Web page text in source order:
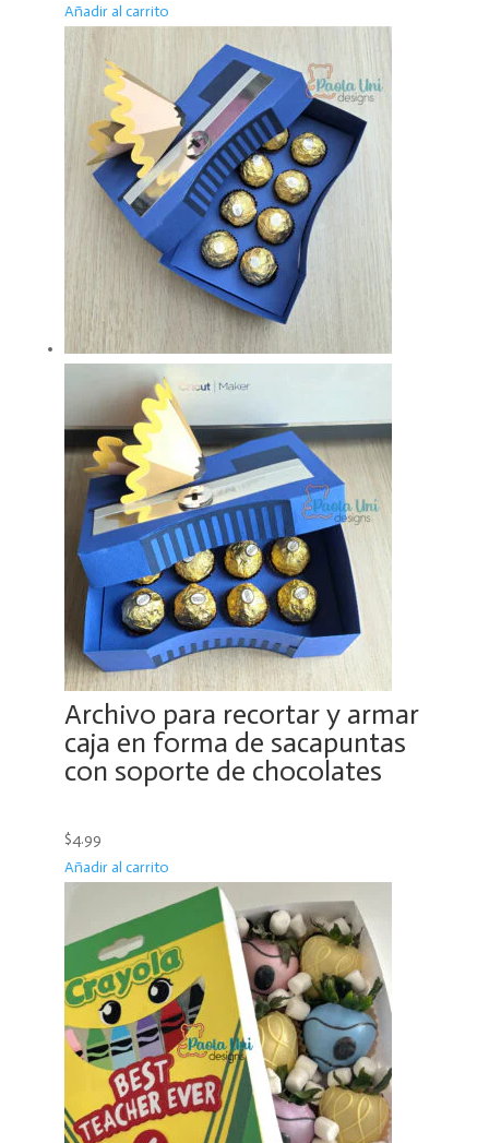
Añadir al carrito
Archivo para recortar y armar
caja en forma de sacapuntas
con soporte de chocolates
$4.99
Añadir al carrito